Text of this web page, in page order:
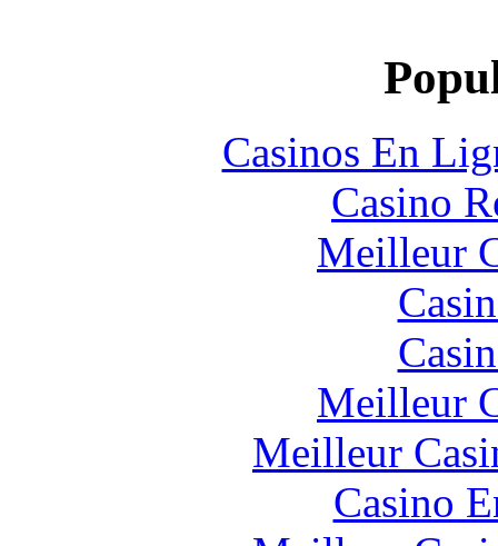
Casinos En
Casino
Meilleur
Meilleur
Meilleur
Casino